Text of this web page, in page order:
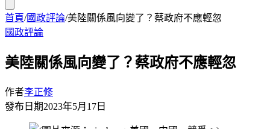
首頁/國政評論/美陸關係風向變了？蔡政府不應輕忽
國政評論
美陸關係風向變了？蔡政府不應輕忽
作者李正修
發布日期2023年5月17日